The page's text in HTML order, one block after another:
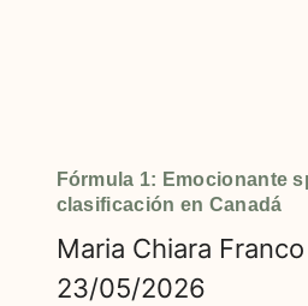
Fórmula 1: Emocionante
clasificación en Canadá
Maria Chiara Franco
23/05/2026